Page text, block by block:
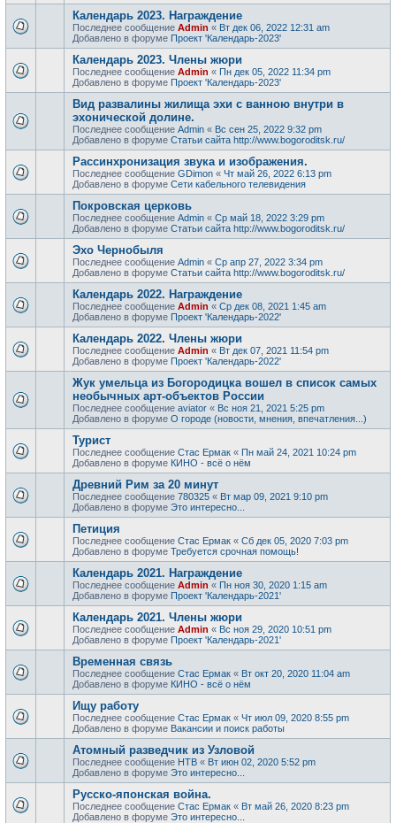
Календарь 2023. Награждение
Последнее сообщение Admin « Вт дек 06, 2022 12:31 am
Добавлено в форуме Проект 'Календарь-2023'
Календарь 2023. Члены жюри
Последнее сообщение Admin « Пн дек 05, 2022 11:34 pm
Добавлено в форуме Проект 'Календарь-2023'
Вид развалины жилища эхи с ванною внутри в
эхонической долине.
Последнее сообщение Admin « Вс сен 25, 2022 9:32 pm
Добавлено в форуме Статьи сайта http://www.bogoroditsk.ru/
Рассинхронизация звука и изображения.
Последнее сообщение GDimon « Чт май 26, 2022 6:13 pm
Добавлено в форуме Сети кабельного телевидения
Покровская церковь
Последнее сообщение Admin « Ср май 18, 2022 3:29 pm
Добавлено в форуме Статьи сайта http://www.bogoroditsk.ru/
Эхо Чернобыля
Последнее сообщение Admin « Ср апр 27, 2022 3:34 pm
Добавлено в форуме Статьи сайта http://www.bogoroditsk.ru/
Календарь 2022. Награждение
Последнее сообщение Admin « Ср дек 08, 2021 1:45 am
Добавлено в форуме Проект 'Календарь-2022'
Календарь 2022. Члены жюри
Последнее сообщение Admin « Вт дек 07, 2021 11:54 pm
Добавлено в форуме Проект 'Календарь-2022'
Жук умельца из Богородицка вошел в список самых
необычных арт-объектов России
Последнее сообщение aviator « Вс ноя 21, 2021 5:25 pm
Добавлено в форуме О городе (новости, мнения, впечатления...)
Турист
Последнее сообщение Стас Ермак « Пн май 24, 2021 10:24 pm
Добавлено в форуме КИНО - всё о нём
Древний Рим за 20 минут
Последнее сообщение 780325 « Вт мар 09, 2021 9:10 pm
Добавлено в форуме Это интересно...
Петиция
Последнее сообщение Стас Ермак « Сб дек 05, 2020 7:03 pm
Добавлено в форуме Требуется срочная помощь!
Календарь 2021. Награждение
Последнее сообщение Admin « Пн ноя 30, 2020 1:15 am
Добавлено в форуме Проект 'Календарь-2021'
Календарь 2021. Члены жюри
Последнее сообщение Admin « Вс ноя 29, 2020 10:51 pm
Добавлено в форуме Проект 'Календарь-2021'
Временная связь
Последнее сообщение Стас Ермак « Вт окт 20, 2020 11:04 am
Добавлено в форуме КИНО - всё о нём
Ищу работу
Последнее сообщение Стас Ермак « Чт июл 09, 2020 8:55 pm
Добавлено в форуме Вакансии и поиск работы
Атомный разведчик из Узловой
Последнее сообщение НТВ « Вт июн 02, 2020 5:52 pm
Добавлено в форуме Это интересно...
Русско-японская война.
Последнее сообщение Стас Ермак « Вт май 26, 2020 8:23 pm
Добавлено в форуме Это интересно...